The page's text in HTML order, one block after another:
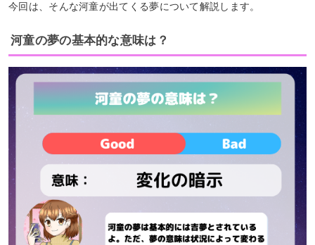
今回は、そんな河童が出てくる夢について解説します。
河童の夢の基本的な意味は？